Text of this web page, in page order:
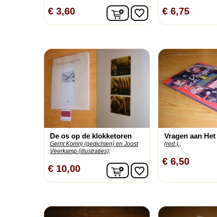
€ 3,60 In winkelwagen
favorite_border € 6,75
De os op de klokketoren
Gerrit Komrij (gedichten) en Joost
Veerkamp (illustraties);
€ 10,00 In winkelwagen
favorite_border
Vragen aan
(red.).;
€ 6,50